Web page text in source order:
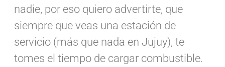
nadie, por eso quiero advertirte, que
siempre que veas una estación de
servicio (más que nada en Jujuy), te
tomes el tiempo de cargar combustible.